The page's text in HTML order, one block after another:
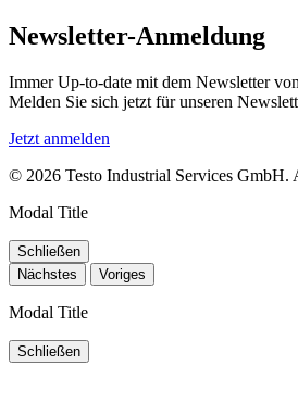
Newsletter-Anmeldung
Immer Up-to-date mit dem Newsletter
Melden Sie sich jetzt für unseren
Jetzt anmelden
© 2026 Testo Industrial Services GmbH.
Modal Title
Schließen
Nächstes
Voriges
Modal Title
Schließen